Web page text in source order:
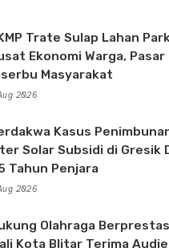
Trate Sulap Lahan
Ekonomi Warga, Pasar
Masyarakat
2026
Kasus
Solar Subsidi di Gresik
Tahun Penjara
2026
Olahraga
Kota Blitar Terima